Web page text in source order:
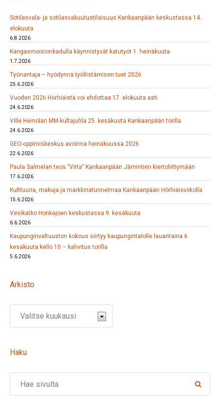
Sotilasvala- ja sotilasvakuutustilaisuus Kankaanpään keskustassa 14.
elokuuta
6.8.2026
Kangasmoisionkadulla käynnistyvät katutyöt 1. heinäkuuta
1.7.2026
Työnantaja – hyödynnä työllistämisen tuet 2026
25.6.2026
Vuoden 2026 Hörhiäistä voi ehdottaa 17. elokuuta asti
24.6.2026
Ville Heinolan MM-kultajuhla 25. kesäkuuta Kankaanpään torilla
24.6.2026
GEO-oppimiskeskus avoinna heinäkuussa 2026
22.6.2026
Paula Salmelan teos ”Virta” Kankaanpään Jämintien kiertoliittymään
17.6.2026
Kulttuuria, makuja ja markkinatunnelmaa Kankaanpään Hörhiäisviikolla
15.6.2026
Vesikatko Honkajoen keskustassa 9. kesäkuuta
6.6.2026
Kaupunginvaltuuston kokous siirtyy kaupungintalolle lauantaina 6.
kesäkuuta kello 10 – kahvitus torilla
5.6.2026
Arkisto
Haku